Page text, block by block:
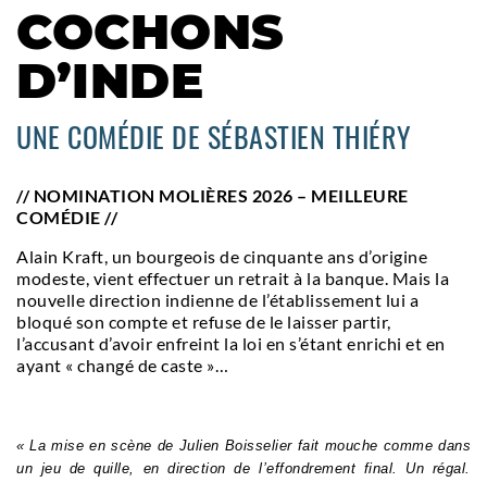
COCHONS
D’INDE
UNE COMÉDIE DE SÉBASTIEN THIÉRY
// NOMINATION MOLIÈRES 2026 – MEILLEURE
COMÉDIE //
Alain Kraft, un bourgeois de cinquante ans d’origine
modeste, vient effectuer un retrait à la banque. Mais la
nouvelle direction indienne de l’établissement lui a
bloqué son compte et refuse de le laisser partir,
l’accusant d’avoir enfreint la loi en s’étant enrichi et en
ayant « changé de caste »…
« La mise en scène de Julien Boisselier fait mouche comme dans
un jeu de quille, en direction de l’effondrement final. Un régal.